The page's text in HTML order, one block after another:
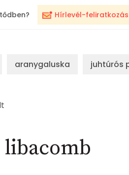
Hírlevél-feliratkozás
aranygaluska juhtúrós